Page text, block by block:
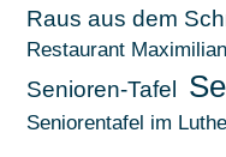
Raus aus dem
Restaurant
Senioren-Tafel
Seniorentafel im